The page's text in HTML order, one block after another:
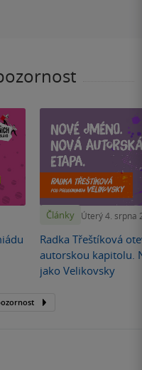
Články Úterý 4. srpna
Radka Třeštíková
autorskou kapitolu.
jako Velikovsky